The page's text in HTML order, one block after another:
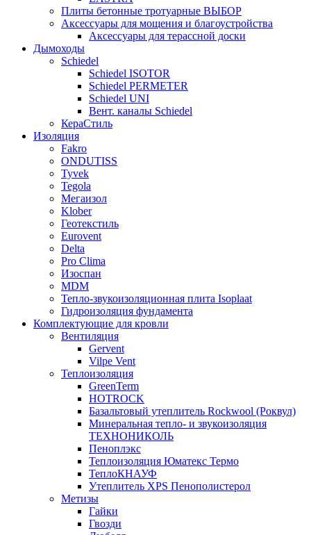
Плиты бетонные тротуарные ВЫБОР
Аксессуары для мощения и благоустройства
Аксессуары для терассной доски
Дымоходы
Schiedel
Schiedel ISOTOR
Schiedel PERMETER
Schiedel UNI
Вент. каналы Schiedel
КераСтиль
Изоляция
Fakro
ONDUTISS
Tyvek
Tegola
Мегаизол
Klober
Геотекстиль
Eurovent
Delta
Pro Clima
Изоспан
MDM
Тепло-звукоизоляционная плита Isoplaat
Гидроизоляция фундамента
Комплектующие для кровли
Вентиляция
Gervent
Vilpe Vent
Теплоизоляция
GreenTerm
HOTROCK
Базальтовый утеплитель Rockwool (Роквул)
Минеральная тепло- и звукоизоляция
ТЕХНОНИКОЛЬ
Пеноплэкс
Теплоизоляция Юматекс Термо
ТеплоКНАУФ
Утеплитель XPS Пенополистерол
Метизы
Гайки
Гвозди